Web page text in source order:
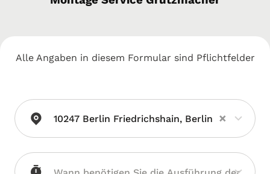
Alle Angaben in diesem Formular sind Pflichtfelder
10247 Berlin Friedrichshain, Berlin ×